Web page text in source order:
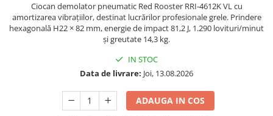
Polizoare drepte
Polizoare unghiulare pneumatice
Slefuitoare pneumatice
Surubelnite pneumatice
Tăiere și nituire pneumatică
Ciocan demolator pneumatic Red Rooster RRI-4612K VL cu
amortizarea vibrațiilor, destinat lucrărilor profesionale grele. Prindere
hexagonală H22 × 82 mm, energie de impact 81,2 J, 1.290 lovituri/minut
și greutate 14,3 kg.
IN STOC
Data de livrare: Joi, 13.08.2026
ADAUGA IN COS